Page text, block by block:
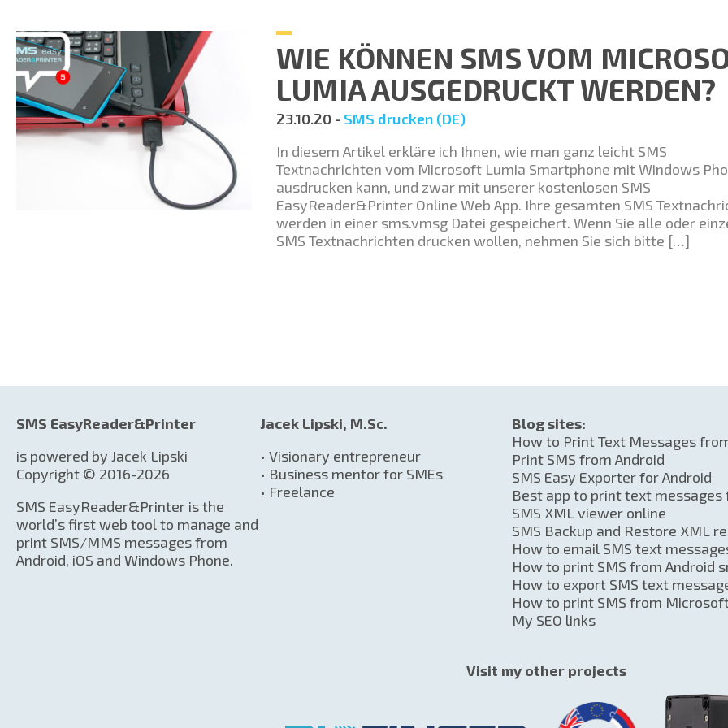
WIE KÖNNEN SMS VOM
LUMIA AUSGEDRUCKT WERDEN?
23.10.20 - SMS drucken (DE)
In diesem Artikel erkläre ich Ihnen, wie man ganz leicht SMS
Textnachrichten vom Microsoft Lumia Smartphone mit Windows
ausdrucken kann, und zwar mit unserer kostenlosen SMS
EasyReader&Printer Online Web App. Ihre gesamten SMS
werden in einer sms.vmsg Datei gespeichert. Wenn Sie alle oder
SMS Textnachrichten drucken wollen, nehmen Sie sich bitte […]
SMS EasyReader&Printer
is powered by Jacek Lipski
Copyright © 2016-2026
SMS EasyReader&Printer is the
world’s first web tool to manage and
print SMS/MMS messages from
Android, iOS and Windows Phone.
Jacek Lipski, M.Sc.
• Visionary entrepreneur
• Business mentor for SMEs
• Freelance
Blog sites:
How to Print Text Messages
Print SMS from Android
SMS Easy Exporter for Android
Best app to print text messages
SMS XML viewer online
SMS Backup and Restore XML
How to email SMS text
How to print SMS from Android
How to export SMS text
How to print SMS from
My SEO links
Visit my other projects